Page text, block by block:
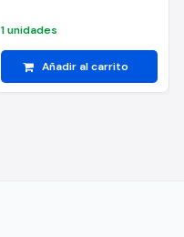
1 unidades
Añadir al carrito